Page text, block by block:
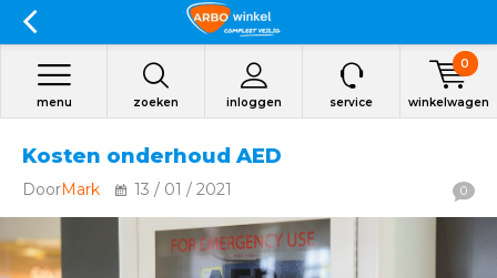
zoeken inloggen
menu service winkelwagen
0
Kosten onderhoud AED
DoorMark 13 / 01 / 2021 0